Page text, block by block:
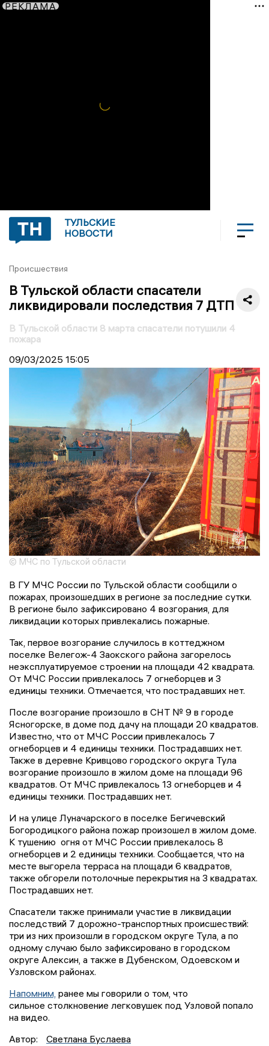
РЕКЛАМА
ТУЛЬСКИЕ
НОВОСТИ
Происшествия
В Тульской области спасатели
ликвидировали последствия 7 ДТП
В Тульской области 8 марта спасатели потушили 4
пожара
09/03/2025 15:05
© МЧС по Тульской области
В ГУ МЧС России по Тульской области сообщили о
пожарах, произошедших в регионе за последние сутки.
В регионе было зафиксировано 4 возгорания, для
ликвидации которых привлекались пожарные.
Так, первое возгорание случилось в коттеджном
поселке Велегож-4 Заокского района загорелось
неэксплуатируемое строении на площади 42 квадрата.
От МЧС России привлекалось 7 огнеборцев и 3
единицы техники. Отмечается, что пострадавших нет.
После возгорание произошло в СНТ № 9 в городе
Ясногорске, в доме под дачу на площади 20 квадратов.
Известно, что от МЧС России привлекалось 7
огнеборцев и 4 единицы техники. Пострадавших нет.
Также в деревне Кривцово городского округа Тула
возгорание произошло в жилом доме на площади 96
квадратов. От МЧС привлекалось 13 огнеборцев и 4
единицы техники. Пострадавших нет.
И на улице Луначарского в поселке Бегичевский
Богородицкого района пожар произошел в жилом доме.
К тушению огня от МЧС России привлекалось 8
огнеборцев и 2 единицы техники. Сообщается, что на
месте выгорела терраса на площади 6 квадратов,
также обгорели потолочные перекрытия на 3 квадратах.
Пострадавших нет.
Спасатели также принимали участие в ликвидации
последствий 7 дорожно-транспортных происшествий:
три из них произошли в городском округе Тула, а по
одному случаю было зафиксировано в городском
округе Алексин, а также в Дубенском, Одоевском и
Узловском районах.
Напомним, ранее мы говорили о том, что
сильное столкновение легковушек под Узловой попало
на видео.
Автор:
Светлана Буслаева